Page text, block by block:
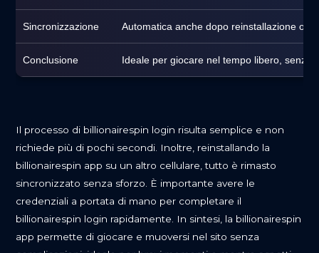
Sincronizzazione Automatica anche dopo reinstallazione o
Conclusione Ideale per giocare nel tempo libero, senza
Il processo di billionairespin login risulta semplice e non
richiede più di pochi secondi. Inoltre, reinstallando la
billionairespin app su un altro cellulare, tutto è rimasto
sincronizzato senza sforzo. È importante avere le
credenziali a portata di mano per completare il
billionairespin login rapidamente. In sintesi, la billionairespin
app permette di giocare e muoversi nel sito senza